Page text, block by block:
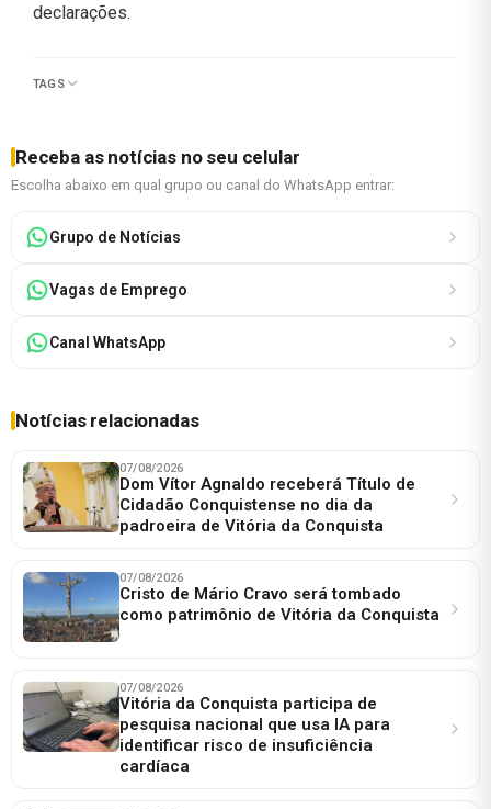
declarações.
TAGS
Receba as notícias no seu celular
Escolha abaixo em qual grupo ou canal do WhatsApp entrar:
Grupo de Notícias
Vagas de Emprego
Canal WhatsApp
Notícias relacionadas
07/08/2026
Dom Vítor Agnaldo receberá Título de
Cidadão Conquistense no dia da
padroeira de Vitória da Conquista
07/08/2026
Cristo de Mário Cravo será tombado
como patrimônio de Vitória da Conquista
07/08/2026
Vitória da Conquista participa de
pesquisa nacional que usa IA para
identificar risco de insuficiência
cardíaca